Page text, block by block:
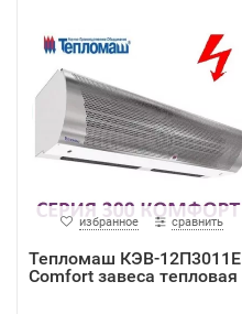
избранное сравнить
Тепломаш КЭВ-12П3011Е
Comfort завеса тепловая